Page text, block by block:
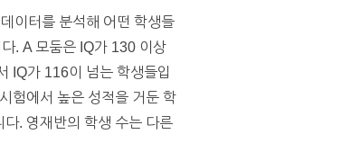
이터를 분석해 어떤 학생들
. A 모둠은 IQ가 130 이상
IQ가 116이 넘는 학생들입
험에서 높은 성적을 거둔 학
. 영재반의 학생 수는 다른